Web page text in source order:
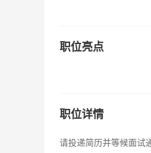
职位亮点
职位详情
请投递简历并等候面试